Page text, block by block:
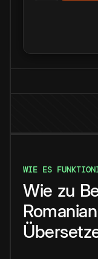
WIE ES
Wie zu
Romanian